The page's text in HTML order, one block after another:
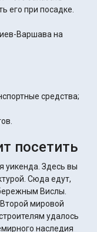
его при посадке.
Варшава на
средства;
посетить
уикенда. Здесь вы
Сюда едут,
Вислы.
мировой
удалось
наследия